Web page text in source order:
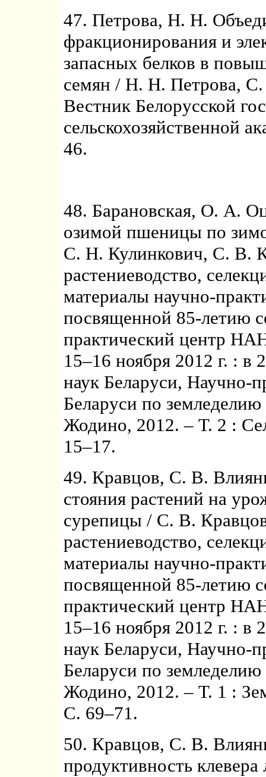
47. Петрова, Н. Н.
фракционирования и
запасных белков в
семян / Н. Н. Петрова,
Вестник Белорусской
сельскохозяйственной
46.
48. Барановская, О. А.
озимой пшеницы по
С. Н. Кулинкович, С. В.
растениеводство,
материалы научно-
посвященной 85-летию
практический центр
15–16 ноября 2012 г. : в
наук Беларуси, Научно-
Беларуси по
Жодино, 2012. – Т. 2 :
15–17.
49. Кравцов, С. В.
стояния растений на
сурепицы / С. В.
растениеводство,
материалы научно-
посвященной 85-летию
практический центр
15–16 ноября 2012 г. : в
наук Беларуси, Научно-
Беларуси по
Жодино, 2012. – Т. 1 :
С. 69–71.
50. Кравцов, С. В.
продуктивность